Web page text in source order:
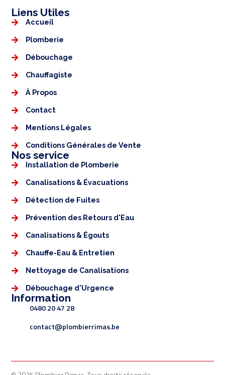
Liens Utiles​​
Accueil
Plomberie
Débouchage
Chauffagiste
À Propos
Contact
Mentions Légales​
Conditions Générales de Vente
Nos service
Installation de Plomberie
Canalisations & Évacuations
Détection de Fuites
Prévention des Retours d'Eau
Canalisations & Égouts
Chauffe-Eau & Entretien
Nettoyage de Canalisations
Débouchage d'Urgence
Information
0480 20 47 28
contact@plombierrimas.be